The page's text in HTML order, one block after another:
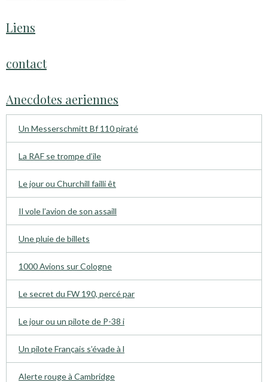
Liens
contact
Anecdotes aeriennes
Un Messerschmitt Bf 110 piraté
La RAF se trompe d’ile
Le jour ou Churchill failli êt
Il vole l’avion de son assaill
Une pluie de billets
1000 Avions sur Cologne
Le secret du FW 190, percé par
Le jour ou un pilote de P-38 i
Un pilote Français s’évade à l
Alerte rouge à Cambridge